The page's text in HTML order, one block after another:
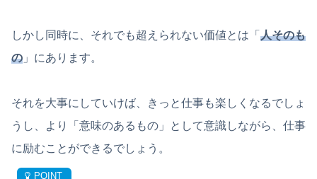
しかし同時に、それでも超えられない価値とは「 人そのも
の 」にあります。
それを大事にしていけば、きっと仕事も楽しくなるでしょ
うし、より「意味のあるもの」として意識しながら、仕事
に励むことができるでしょう。